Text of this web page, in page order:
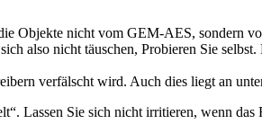
Objekte nicht vom GEM-AES, sondern
also nicht täuschen, Probieren Sie
verfälscht wird. Auch dies liegt an
Lassen Sie sich nicht irritieren, wenn